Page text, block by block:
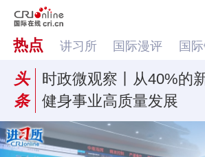
热点 讲习所 国际漫评 国
头
条
时政微观察丨从40%的
健身事业高质量发展